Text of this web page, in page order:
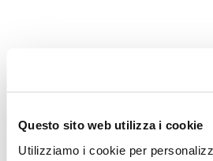
Questo sito web utilizza i cookie
Utilizziamo i cookie per